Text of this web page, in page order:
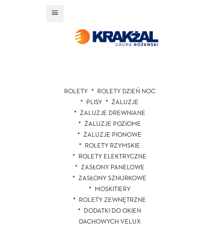
ROLETY
ROLETY DZIEŃ NOC
PLISY
ŻALUZJE
ŻALUZJE DREWNIANE
ŻALUZJE POZIOME
ŻALUZJE PIONOWE
ROLETY RZYMSKIE
ROLETY ELEKTRYCZNE
ZASŁONY PANELOWE
ZASŁONY SZNURKOWE
MOSKITIERY
ROLETY ZEWNĘTRZNE
DODATKI DO OKIEN
DACHOWYCH VELUX